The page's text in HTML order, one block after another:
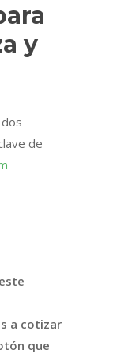
y
de
a cotizar
que